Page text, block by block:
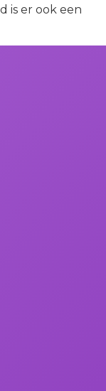
is er ook een